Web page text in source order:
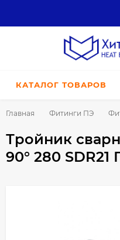
КАТАЛОГ ТОВАРОВ
Главная Фитинги ПЭ
Тройник
90° 280 SDR21